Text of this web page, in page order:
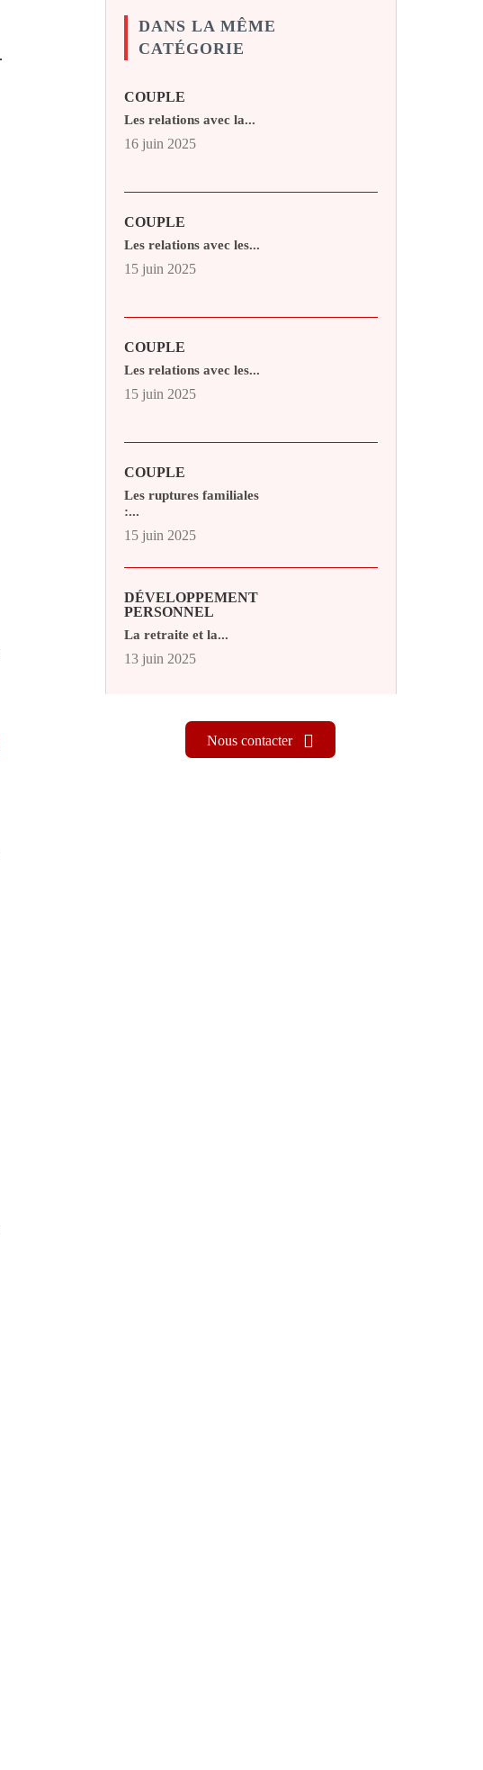
DANS LA MÊME
CATÉGORIE
COUPLE
Les relations avec la...
16 juin 2025
COUPLE
Les relations avec les...
15 juin 2025
COUPLE
Les relations avec les...
15 juin 2025
COUPLE
Les ruptures familiales
:...
15 juin 2025
DÉVELOPPEMENT
PERSONNEL
La retraite et la...
13 juin 2025
Nous contacter